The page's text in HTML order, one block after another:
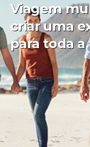
Viagem
criar uma
para toda